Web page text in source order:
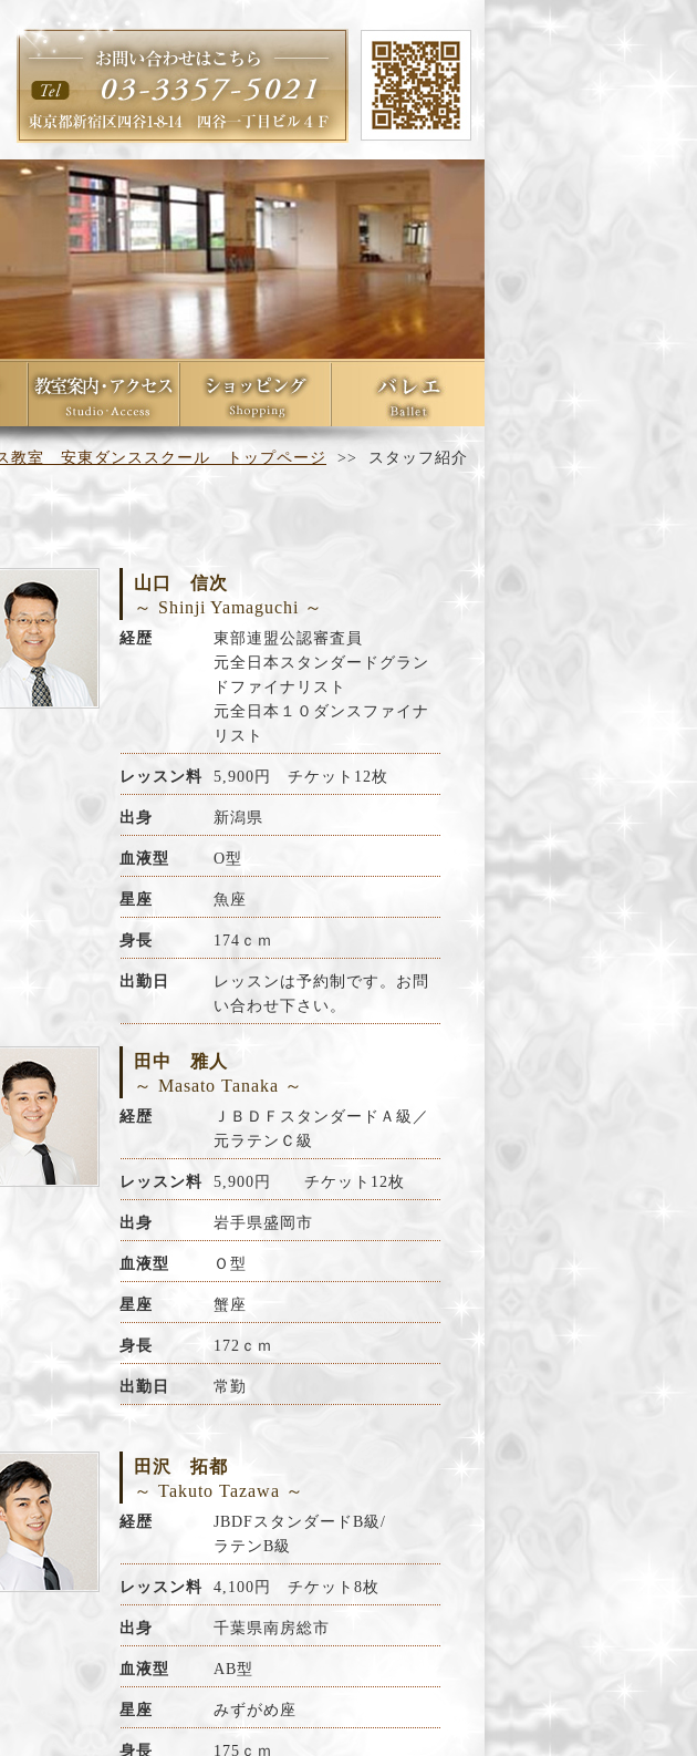
教室 安東ダンススクール トップページ >> スタッフ紹介
山口 信次
～ Shinji Yamaguchi ～
経歴
東部連盟公認審査員
元全日本スタンダードグラン
ドファイナリスト
元全日本１０ダンスファイナ
リスト
レッスン料 5,900 円 チケット12枚
出身 新潟県
血液型 O型
星座 魚座
身長 174ｃｍ
出勤日
レッスンは予約制です。お問
い合わせ下さい。
田中 雅人
～ Masato Tanaka ～
経歴
ＪＢＤＦスタンダードＡ級／
元ラテンＣ級
レッスン料 5,900 円 チケット12枚
出身 岩手県盛岡市
血液型 Ｏ型
星座 蟹座
身長 172ｃｍ
出勤日 常勤
田沢 拓都
～ Takuto Tazawa ～
経歴
JBDFスタンダードB級/
ラテンB級
レッスン料 4,100円 チケット8枚
出身 千葉県南房総市
血液型 AB型
星座 みずがめ座
身長 175ｃｍ